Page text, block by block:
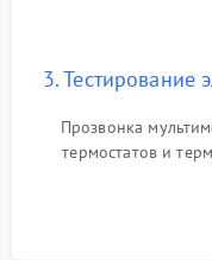
3. Тестирование
Прозвонка
термостатов и
модуля, реле,
индукции).